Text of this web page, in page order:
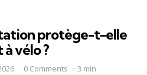
protège-t-elle
à vélo ?
0 Comments 3 min